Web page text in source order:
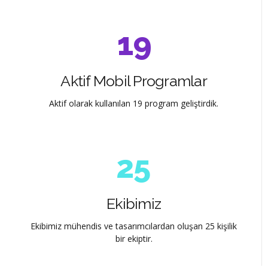
1
2
3
5
6
7
9
0
Aktif Mobil Programlar
Aktif olarak kullanılan 19 program geliştirdik.
0
2
3
4
1
2
3
5
6
7
Ekibimiz
Ekibimiz mühendis ve tasarımcılardan oluşan 25 kişilik
bir ekiptir.
0
0
1
2
4
5
6